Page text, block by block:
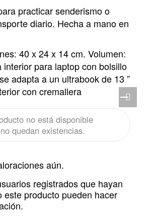
practicar senderismo o
diario. Hecha a mano en
40 x 24 x 14 cm. Volumen:
interior para laptop con bolsillo
adapta a un ultrabook de 13 ”
con cremallera
no está disponible
quedan existencias.
aún.
registrados que hayan
este producto pueden hacer